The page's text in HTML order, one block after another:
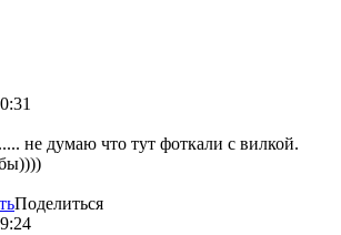
не думаю что тут фоткали с вилкой.
Поделиться